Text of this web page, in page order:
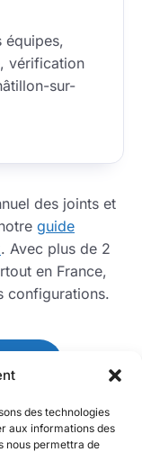
des technologies
aux informations des
nous permettra de
équipes,
vérification
sur-
des joints et
guide
. Avec plus de 2
en France,
configurations.